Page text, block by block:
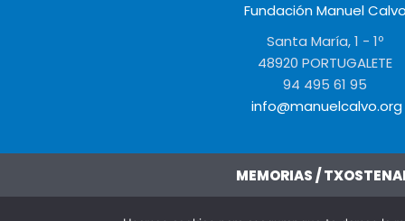
Fundación Manuel Calvo
Santa María, 1 - 1º
48920 PORTUGALETE
94 495 61 95
info@manuelcalvo.org
MEMORIAS /